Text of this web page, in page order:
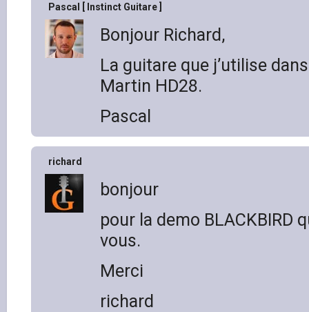
Pascal [ Instinct Guitare ]
Bonjour Richard,
La guitare que j’utilise
Martin HD28.
Pascal
richard
bonjour
pour la demo BLACKBIRD
vous.
Merci
richard